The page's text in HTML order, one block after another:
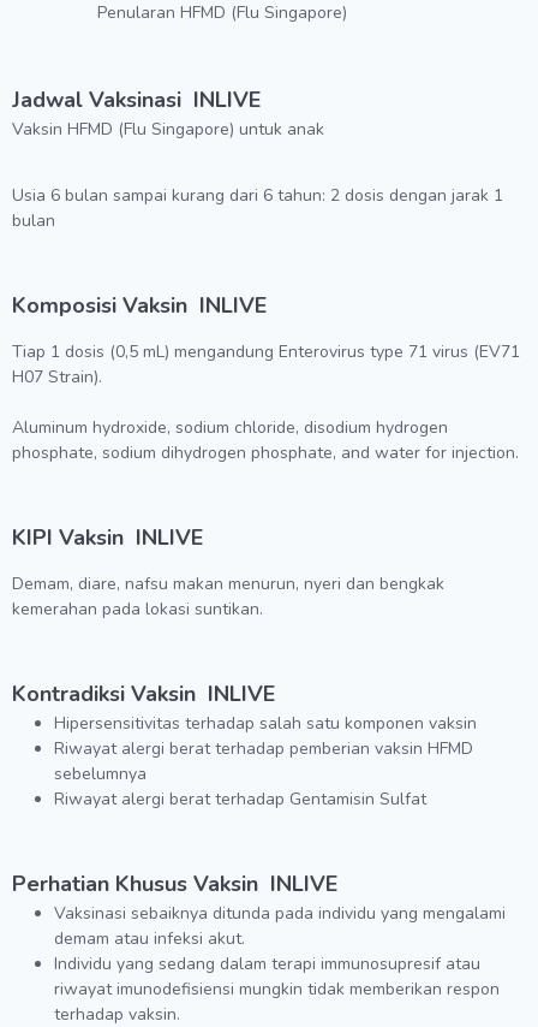
Penularan HFMD (Flu Singapore)
Jadwal Vaksinasi INLIVE
Vaksin HFMD (Flu Singapore) untuk anak
Usia 6 bulan sampai kurang dari 6 tahun: 2 dosis dengan jarak 1
bulan
Komposisi Vaksin INLIVE
Tiap 1 dosis (0,5 mL) mengandung Enterovirus type 71 virus (EV71
H07 Strain).
Aluminum hydroxide, sodium chloride, disodium hydrogen
phosphate, sodium dihydrogen phosphate, and water for injection.
KIPI Vaksin INLIVE
Demam, diare, nafsu makan menurun, nyeri dan bengkak
kemerahan pada lokasi suntikan.
Kontradiksi Vaksin INLIVE
Hipersensitivitas terhadap salah satu komponen vaksin
Riwayat alergi berat terhadap pemberian vaksin HFMD
sebelumnya
Riwayat alergi berat terhadap Gentamisin Sulfat
Perhatian Khusus Vaksin INLIVE
Vaksinasi sebaiknya ditunda pada individu yang mengalami
demam atau infeksi akut.
Individu yang sedang dalam terapi immunosupresif atau
riwayat imunodefisiensi mungkin tidak memberikan respon
terhadap vaksin.